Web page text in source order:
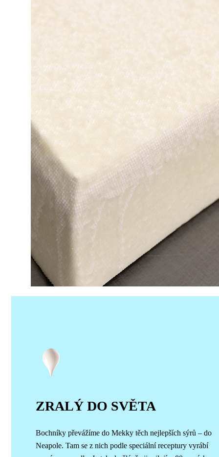
ZRALÝ DO SVĚTA
Bochníky převážíme do Mekky těch nejlepších sýrů – do
Neapole. Tam se z nich podle speciální receptury vyrábí